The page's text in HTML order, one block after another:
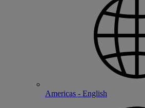
Americas - English